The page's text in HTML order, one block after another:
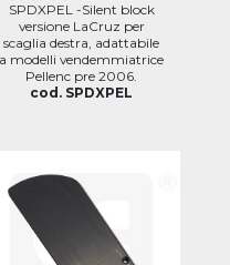
SPDXPEL -Silent block
versione LaCruz per
scaglia destra, adattabile
a modelli vendemmiatrice
Pellenc pre 2006.
cod. SPDXPEL